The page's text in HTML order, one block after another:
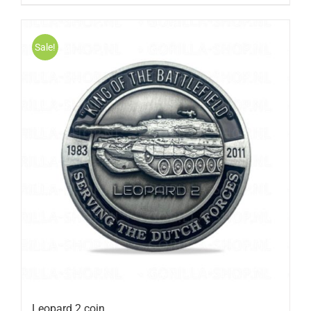
Sale!